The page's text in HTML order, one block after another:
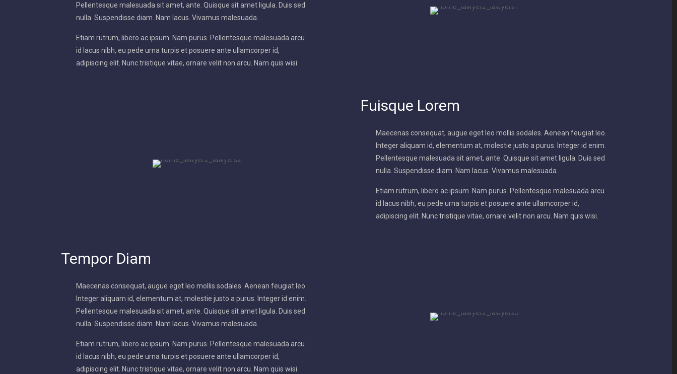
Pellentesque malesuada sit amet, ante. Quisque sit amet ligula. Duis sed
nulla. Suspendisse diam. Nam lacus. Vivamus malesuada.
Etiam rutrum, libero ac ipsum. Nam purus. Pellentesque malesuada arcu
id lacus nibh, eu pede urna turpis et posuere ante ullamcorper id,
adipiscing elit. Nunc tristique vitae, ornare velit non arcu. Nam quis wisi.
Fuisque Lorem
Maecenas consequat, augue eget leo mollis sodales. Aenean feugiat leo.
Integer aliquam id, elementum at, molestie justo a purus. Integer id enim.
Pellentesque malesuada sit amet, ante. Quisque sit amet ligula. Duis sed
nulla. Suspendisse diam. Nam lacus. Vivamus malesuada.
Etiam rutrum, libero ac ipsum. Nam purus. Pellentesque malesuada arcu
id lacus nibh, eu pede urna turpis et posuere ante ullamcorper id,
adipiscing elit. Nunc tristique vitae, ornare velit non arcu. Nam quis wisi.
Tempor Diam
Maecenas consequat, augue eget leo mollis sodales. Aenean feugiat leo.
Integer aliquam id, elementum at, molestie justo a purus. Integer id enim.
Pellentesque malesuada sit amet, ante. Quisque sit amet ligula. Duis sed
nulla. Suspendisse diam. Nam lacus. Vivamus malesuada.
Etiam rutrum, libero ac ipsum. Nam purus. Pellentesque malesuada arcu
id lacus nibh, eu pede urna turpis et posuere ante ullamcorper id,
adipiscing elit. Nunc tristique vitae, ornare velit non arcu. Nam quis wisi.